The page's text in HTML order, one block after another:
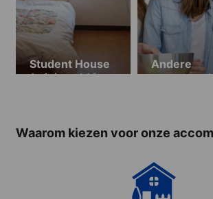
Student House
(minimaal 10
Andere
Waarom kiezen voor onze